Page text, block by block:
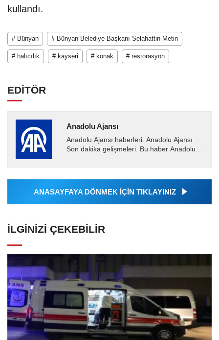
kullandı.
# Bünyan # Bünyan Belediye Başkanı Selahattin Metin
# halıcılık # kayseri # konak # restorasyon
EDİTÖR
Anadolu Ajansı
Anadolu Ajansı haberleri. Anadolu Ajansı
Son dakika gelişmeleri. Bu haber Anadolu
Ajansı tarafından...
ANASAYFAYA DÖNMEK İÇİN TIKLAYINIZ
İLGINIZI ÇEKEBILIR